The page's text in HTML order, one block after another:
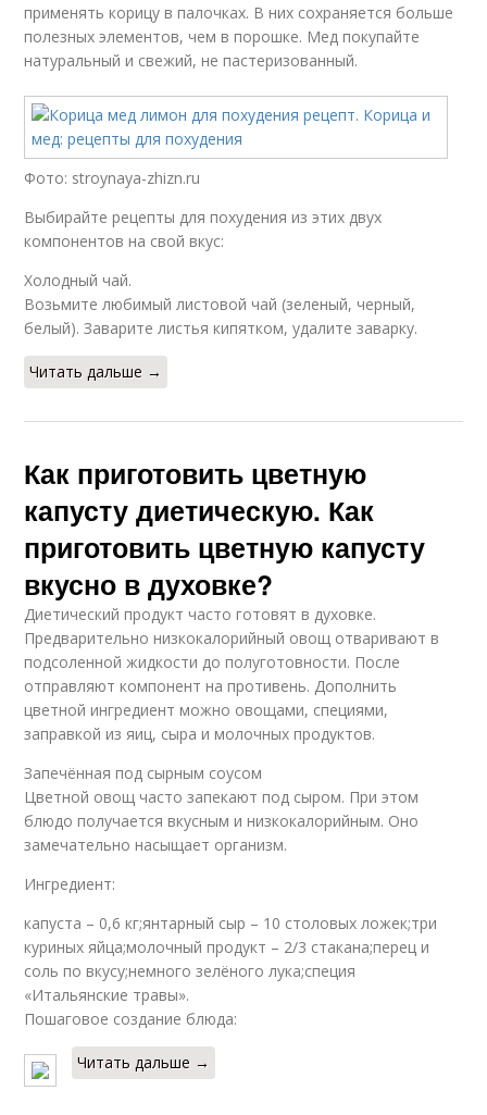
применять корицу в палочках. В них сохраняется больше
полезных элементов, чем в порошке. Мед покупайте
натуральный и свежий, не пастеризованный.
Фото: stroynaya-zhizn.ru
Выбирайте рецепты для похудения из этих двух
компонентов на свой вкус:
Холодный чай.
Возьмите любимый листовой чай (зеленый, черный,
белый). Заварите листья кипятком, удалите заварку.
Читать дальше →
Как приготовить цветную
капусту диетическую. Как
приготовить цветную капусту
вкусно в духовке?
Диетический продукт часто готовят в духовке.
Предварительно низкокалорийный овощ отваривают в
подсоленной жидкости до полуготовности. После
отправляют компонент на противень. Дополнить
цветной ингредиент можно овощами, специями,
заправкой из яиц, сыра и молочных продуктов.
Запечённая под сырным соусом
Цветной овощ часто запекают под сыром. При этом
блюдо получается вкусным и низкокалорийным. Оно
замечательно насыщает организм.
Ингредиент:
капуста – 0,6 кг;янтарный сыр – 10 столовых ложек;три
куриных яйца;молочный продукт – 2/3 стакана;перец и
соль по вкусу;немного зелёного лука;специя
«Итальянские травы».
Пошаговое создание блюда:
Читать дальше →